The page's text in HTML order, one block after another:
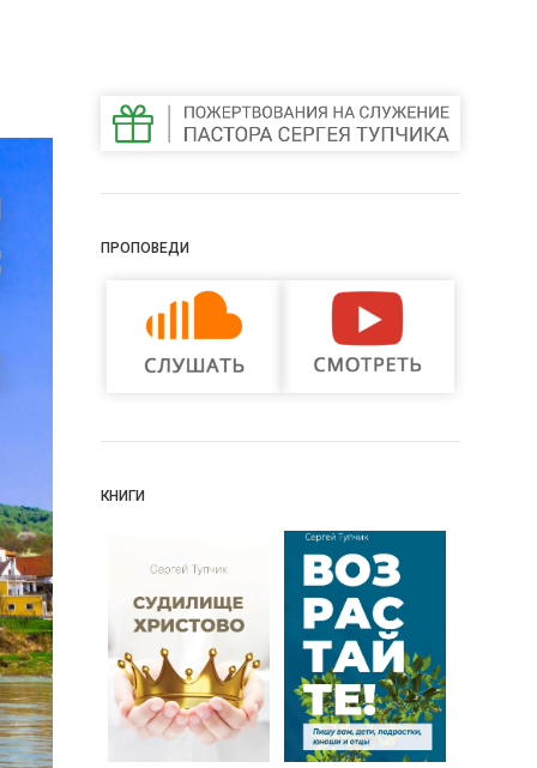
ПРОПОВЕДИ
КНИГИ